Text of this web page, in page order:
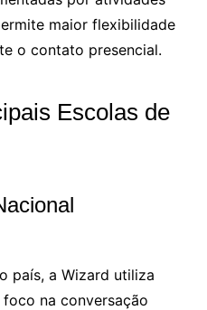
maior flexibilidade
o contato presencial.
Escolas de
país, a Wizard utiliza
na conversação